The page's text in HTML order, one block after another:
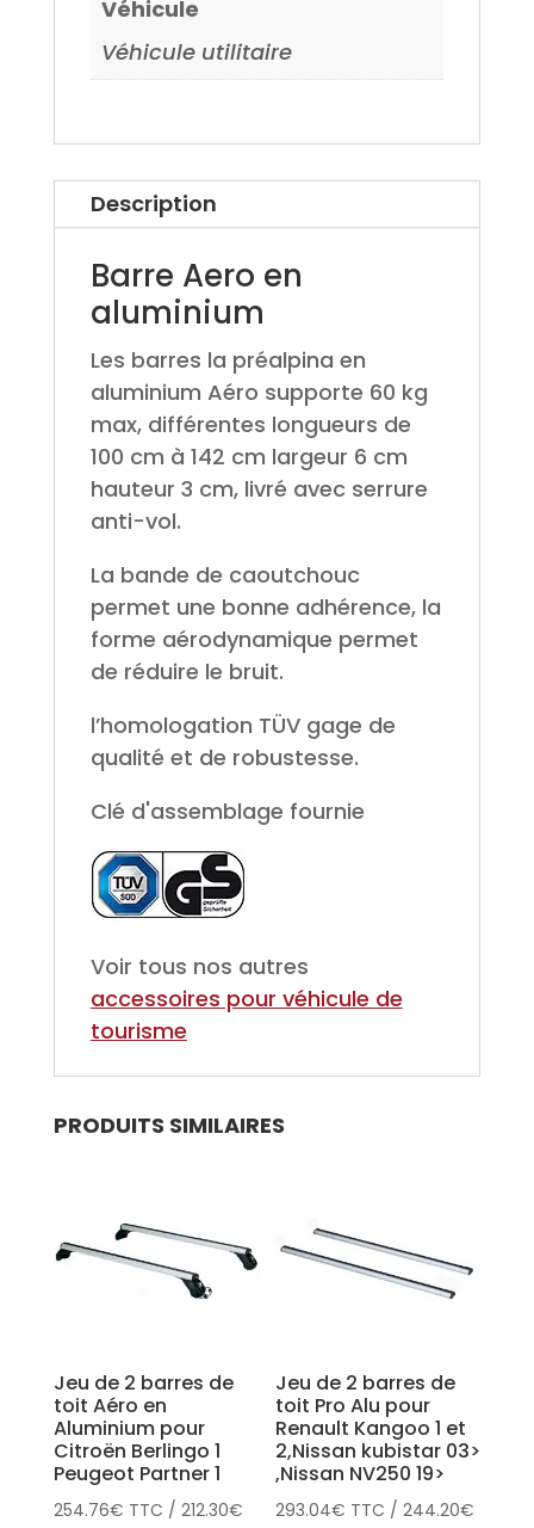
Véhicule
Véhicule utilitaire
Description
Barre Aero en
aluminium
Les barres la préalpina en
aluminium Aéro supporte 60 kg
max, différentes longueurs de
100 cm à 142 cm largeur 6 cm
hauteur 3 cm, livré avec serrure
anti-vol.
La bande de caoutchouc
permet une bonne adhérence, la
forme aérodynamique permet
de réduire le bruit.
l’homologation TÜV gage de
qualité et de robustesse.
Clé d'assemblage fournie
Voir tous nos autres
accessoires pour véhicule de
tourisme
PRODUITS SIMILAIRES
Jeu de 2 barres de
toit Aéro en
Aluminium pour
Citroën Berlingo 1
Peugeot Partner 1
254.76€ TTC / 212.30€
Jeu de 2 barres de
toit Pro Alu pour
Renault Kangoo 1 et
2,Nissan kubistar 03>
,Nissan NV250 19>
293.04€ TTC /244.20€